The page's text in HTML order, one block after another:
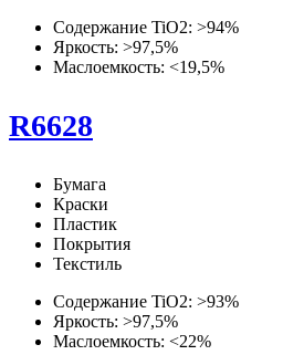
Содержание TiO2: >94%
Яркость: >97,5%
Маслоемкость: <19,5%
R6628
Бумага
Краски
Пластик
Покрытия
Текстиль
Содержание TiO2: >93%
Яркость: >97,5%
Маслоемкость: <22%